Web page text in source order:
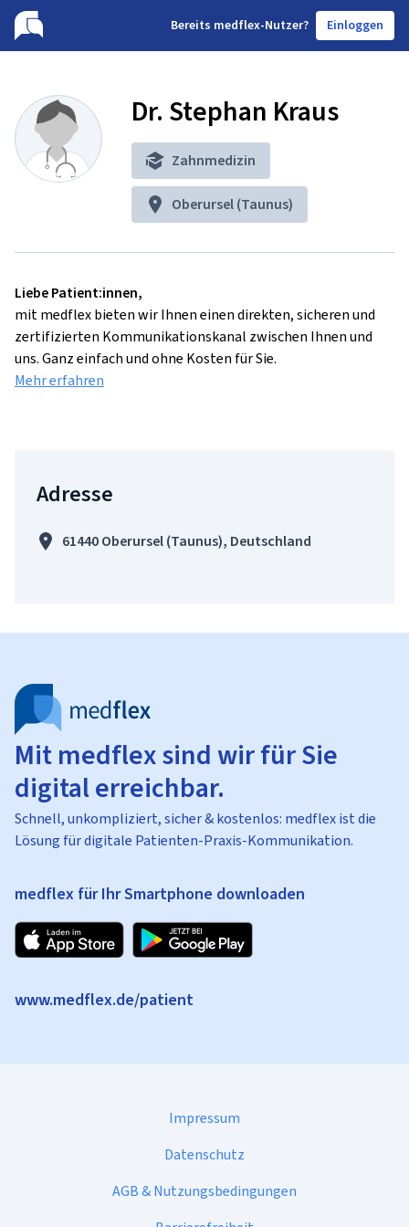
Bereits medflex-Nutzer? Einloggen
Dr. Stephan Kraus
Zahnmedizin
Oberursel (Taunus)
Liebe Patient:innen,
mit medflex bieten wir Ihnen einen direkten, sicheren und
zertifizierten Kommunikationskanal zwischen Ihnen und
uns. Ganz einfach und ohne Kosten für Sie.
Mehr erfahren
Adresse
61440 Oberursel (Taunus), Deutschland
Mit medflex sind wir für Sie
digital erreichbar.
Schnell, unkompliziert, sicher & kostenlos: medflex ist die
Lösung für digitale Patienten-Praxis-Kommunikation.
medflex für Ihr Smartphone downloaden
www.medflex.de/patient
Impressum
Datenschutz
AGB & Nutzungsbedingungen